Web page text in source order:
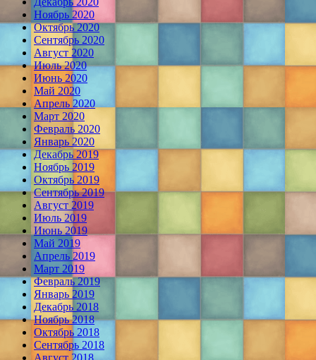
Ноябрь 2020
Октябрь 2020
Сентябрь 2020
Август 2020
Июль 2020
Июнь 2020
Май 2020
Апрель 2020
Март 2020
Февраль 2020
Январь 2020
Декабрь 2019
Ноябрь 2019
Октябрь 2019
Сентябрь 2019
Август 2019
Июль 2019
Июнь 2019
Май 2019
Апрель 2019
Март 2019
Февраль 2019
Январь 2019
Декабрь 2018
Ноябрь 2018
Октябрь 2018
Сентябрь 2018
Август 2018